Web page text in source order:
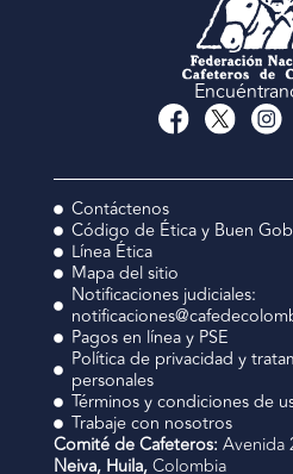
Contáctenos
Código de Ética y Buen
Línea Ética
Mapa del sitio
Notificaciones judiciales:
Pagos en línea y PSE
Política de privacidad y
personales
Términos y condiciones de
Trabaje con nosotros
Comité de Cafeteros: Avenida
Neiva, Huila,Colombia